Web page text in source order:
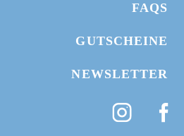
GUTSCHEIN SCHENKEN
HOTEL BUCHEN
FAQS
GUTSCHEINE
NEWSLETTER